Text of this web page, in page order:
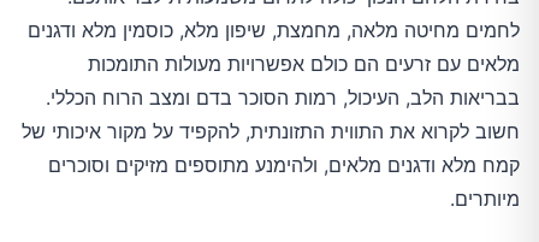
לחמים מחיטה מלאה, מחמצת, שיפון מלא, כוסמין מלא ודגנים
מלאים עם זרעים הם כולם אפשרויות מעולות התומכות
בבריאות הלב, העיכול, רמות הסוכר בדם ומצב הרוח הכללי.
חשוב לקרוא את התווית התזונתית, להקפיד על מקור איכותי של
קמח מלא ודגנים מלאים, ולהימנע מתוספים מזיקים וסוכרים
מיותרים.